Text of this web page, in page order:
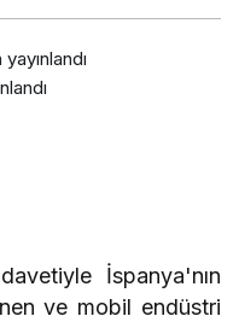
İspanya'nın
ve mobil endüstri